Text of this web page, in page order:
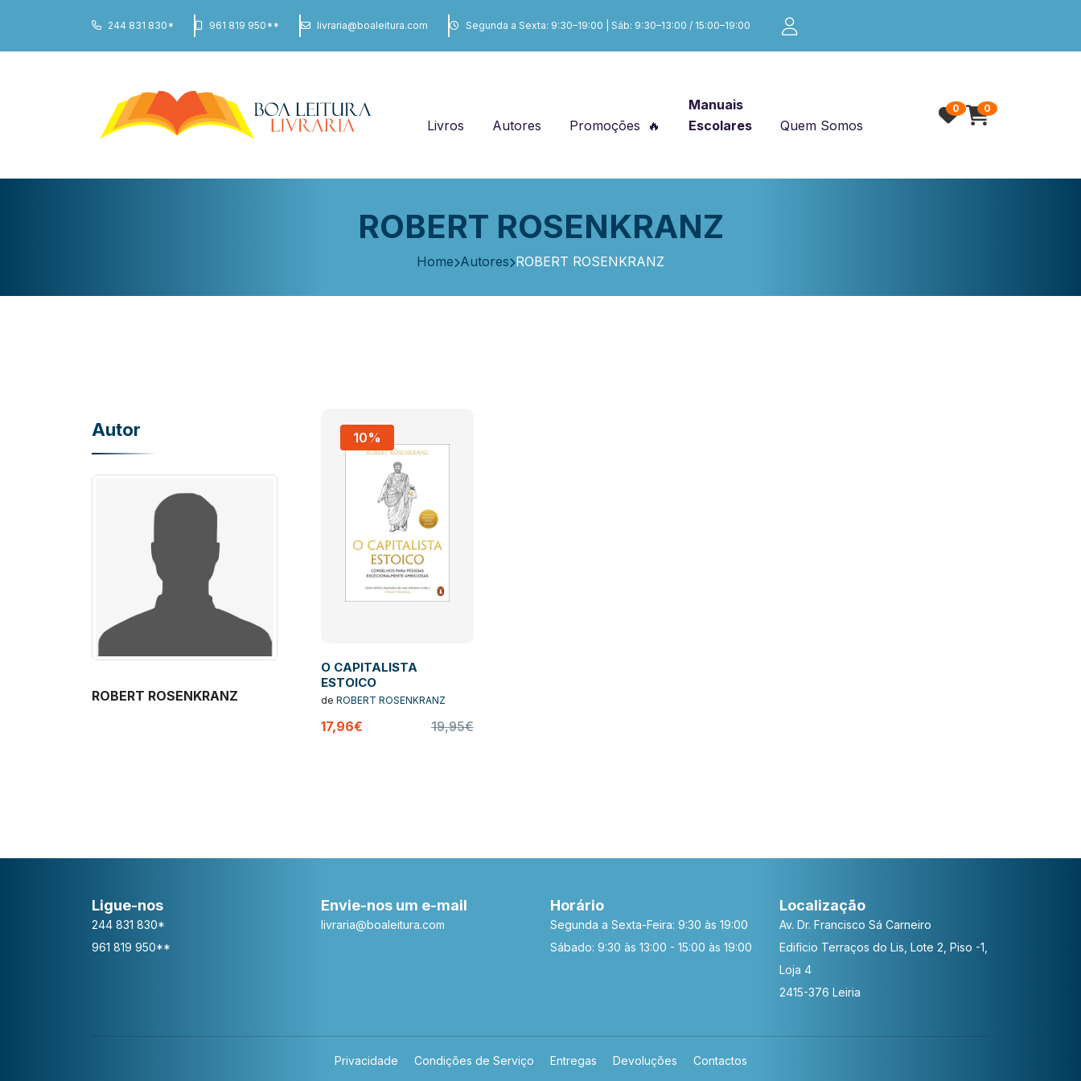
244 831 830* 961 819 950** livraria@boaleitura.com Segunda a Sexta: 9:30–19:00 | Sáb: 9:30–13:00 / 15:00–19:00
Livros Autores Promoções
Manuais
Escolares
Quem Somos
0 0
ROBERT ROSENKRANZ
Home Autores ROBERT ROSENKRANZ
Autor
ROBERT ROSENKRANZ
10%
O CAPITALISTA
ESTOICO
de ROBERT ROSENKRANZ
17,96€ 19,95€
Ligue-nos
244 831 830*
961 819 950**
Envie-nos um e-mail
livraria@boaleitura.com
Horário
Segunda a Sexta-Feira: 9:30 às 19:00
Sábado: 9:30 às 13:00 - 15:00 às 19:00
Localização
Av. Dr. Francisco Sá Carneiro
Edifício Terraços do Lis, Lote 2, Piso -1,
Loja 4
2415-376 Leiria
Privacidade Condições de Serviço Entregas Devoluções Contactos